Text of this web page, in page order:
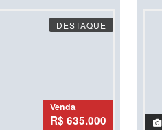
DESTAQUE
Venda
R$ 635.000